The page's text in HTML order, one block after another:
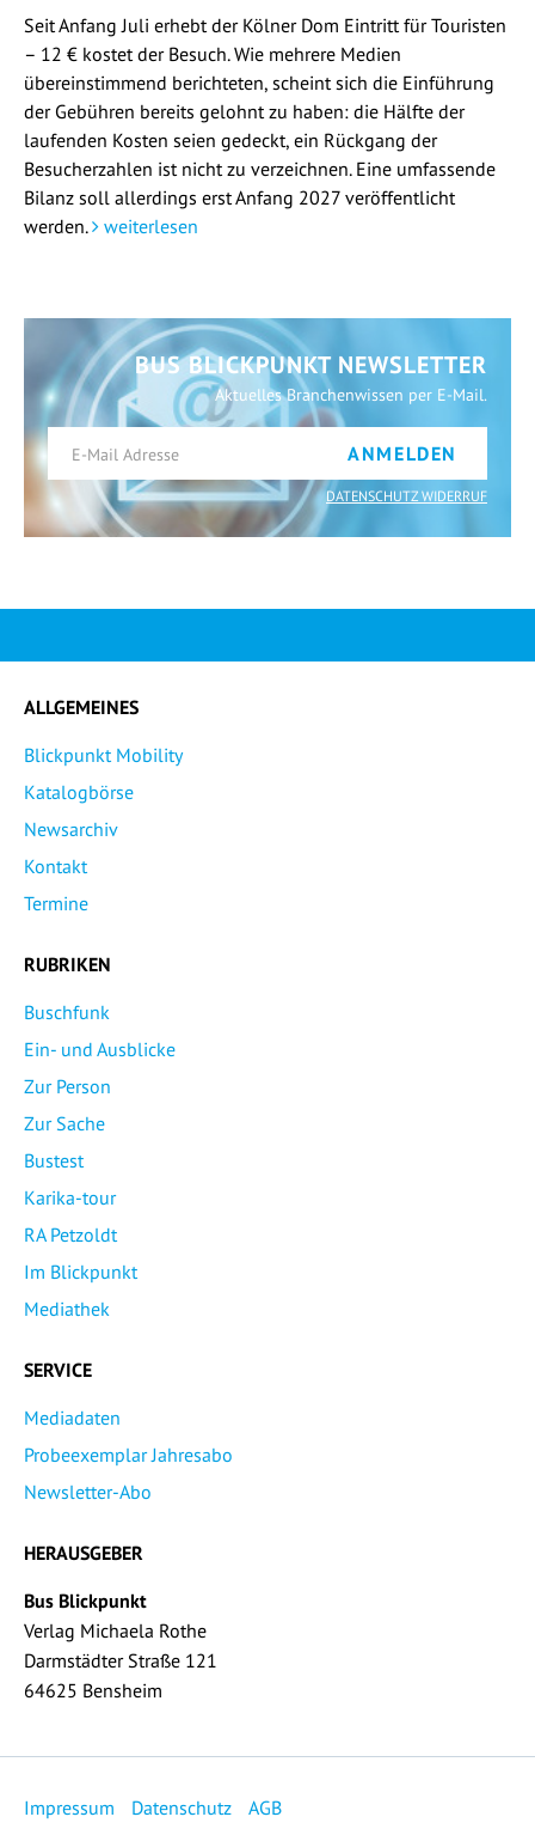
Seit Anfang Juli erhebt der Kölner Dom Eintritt für Touristen
– 12 € kostet der Besuch. Wie mehrere Medien
übereinstimmend berichteten, scheint sich die Einführung
der Gebühren bereits gelohnt zu haben: die Hälfte der
laufenden Kosten seien gedeckt, ein Rückgang der
Besucherzahlen ist nicht zu verzeichnen. Eine umfassende
Bilanz soll allerdings erst Anfang 2027 veröffentlicht
werden.
weiterlesen
BUS BLICKPUNKT NEWSLETTER
Aktuelles Branchenwissen per E-Mail.
ANMELDEN
DATENSCHUTZ WIDERRUF
ALLGEMEINES
Blickpunkt Mobility
Katalogbörse
Newsarchiv
Kontakt
Termine
RUBRIKEN
Buschfunk
Ein- und Ausblicke
Zur Person
Zur Sache
Bustest
Karika-tour
RA Petzoldt
Im Blickpunkt
Mediathek
SERVICE
Mediadaten
Probeexemplar Jahresabo
Newsletter-Abo
HERAUSGEBER
Bus Blickpunkt
Verlag Michaela Rothe
Darmstädter Straße 121
64625 Bensheim
Impressum Datenschutz AGB